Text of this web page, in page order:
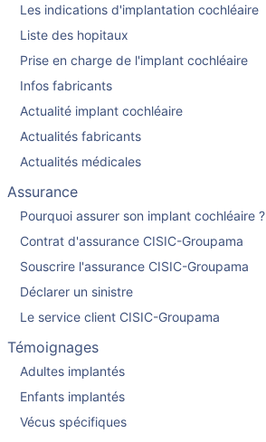
Les indications d'implantation cochléaire
Liste des hopitaux
Prise en charge de l'implant cochléaire
Infos fabricants
Actualité implant cochléaire
Actualités fabricants
Actualités médicales
Assurance
Pourquoi assurer son implant cochléaire ?
Contrat d'assurance CISIC-Groupama
Souscrire l'assurance CISIC-Groupama
Déclarer un sinistre
Le service client CISIC-Groupama
Témoignages
Adultes implantés
Enfants implantés
Vécus spécifiques